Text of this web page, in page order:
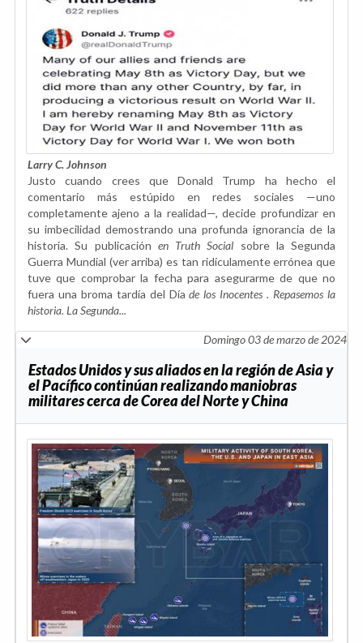
Larry C. Johnson
Justo cuando crees que Donald Trump ha hecho el
comentario más estúpido en redes sociales —uno
completamente ajeno a la realidad—, decide profundizar en
su imbecilidad demostrando una profunda ignorancia de la
historia. Su publicación en Truth Social sobre la Segunda
Guerra Mundial (ver arriba) es tan ridículamente errónea que
tuve que comprobar la fecha para asegurarme de que no
fuera una broma tardía del Díade los Inocentes . Repasemos la
historia. La Segunda...
Domingo 03 de marzo de 2024
Estados Unidos y sus aliados en la región de Asia y
el Pacífico continúan realizando maniobras
militares cerca de Corea del Norte y China